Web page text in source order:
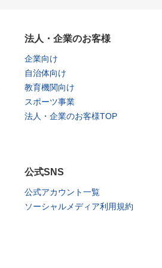
法人・企業のお客様
企業向け
自治体向け
教育機関向け
スポーツ事業
法人・企業のお客様TOP
公式SNS
公式アカウント一覧
ソーシャルメディア利用規約